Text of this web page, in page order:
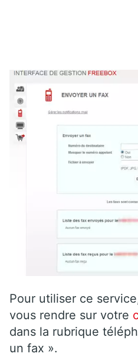
Pour utiliser ce
vous rendre sur votre
dans la rubrique
un fax ».